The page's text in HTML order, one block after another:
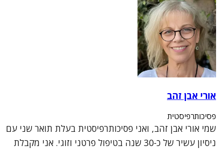
אורי אבן זהב
פסיכותרפיסטית
שמי אורי אבן זהב, ואני פסיכותרפיסטית בעלת תואר שני עם
ניסיון עשיר של כ-30 שנה בטיפול פרטני וזוגי. אני מקבלת